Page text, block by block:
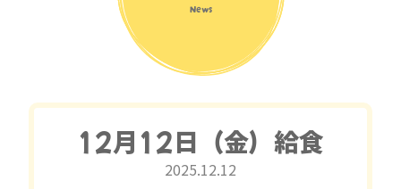
News
12月12日（金）給食
2025.12.12